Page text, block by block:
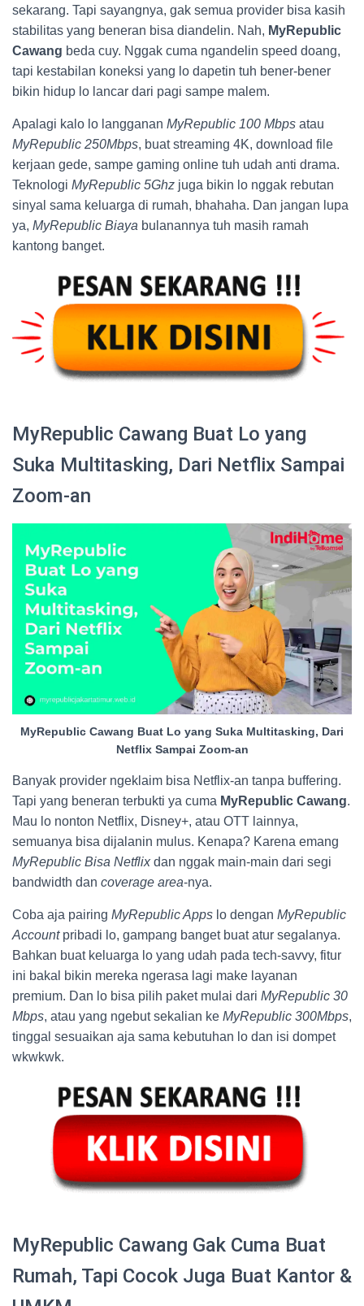
sekarang. Tapi sayangnya, gak semua provider bisa kasih
stabilitas yang beneran bisa diandelin. Nah, MyRepublic
Cawang beda cuy. Nggak cuma ngandelin speed doang,
tapi kestabilan koneksi yang lo dapetin tuh bener-bener
bikin hidup lo lancar dari pagi sampe malem.
Apalagi kalo lo langganan MyRepublic 100 Mbps atau
MyRepublic 250Mbps, buat streaming 4K, download file
kerjaan gede, sampe gaming online tuh udah anti drama.
Teknologi MyRepublic 5Ghz juga bikin lo nggak rebutan
sinyal sama keluarga di rumah, bhahaha. Dan jangan lupa
ya, MyRepublic Biaya bulanannya tuh masih ramah
kantong banget.
MyRepublic Cawang Buat Lo yang
Suka Multitasking, Dari Netflix Sampai
Zoom-an
MyRepublic Cawang Buat Lo yang Suka Multitasking, Dari
Netflix Sampai Zoom-an
Banyak provider ngeklaim bisa Netflix-an tanpa buffering.
Tapi yang beneran terbukti ya cuma MyRepublic Cawang.
Mau lo nonton Netflix, Disney+, atau OTT lainnya,
semuanya bisa dijalanin mulus. Kenapa? Karena emang
MyRepublic Bisa Netflixdan nggak main-main dari segi
bandwidth dan coverage area-nya.
Coba aja pairing MyRepublic Apps lo dengan MyRepublic
Accountpribadi lo, gampang banget buat atur segalanya.
Bahkan buat keluarga lo yang udah pada tech-savvy, fitur
ini bakal bikin mereka ngerasa lagi make layanan
premium. Dan lo bisa pilih paket mulai dari MyRepublic 30
Mbps, atau yang ngebut sekalian ke MyRepublic 300Mbps,
tinggal sesuaikan aja sama kebutuhan lo dan isi dompet
wkwkwk.
MyRepublic Cawang Gak Cuma Buat
Rumah, Tapi Cocok Juga Buat Kantor &